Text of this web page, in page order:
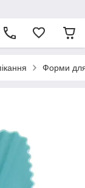
Форми для